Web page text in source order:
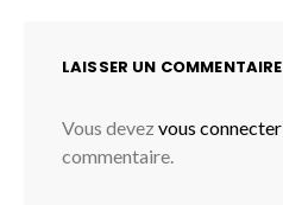
LAISSER UN COMMENTAIRE
Vous devez vous connecter
commentaire.